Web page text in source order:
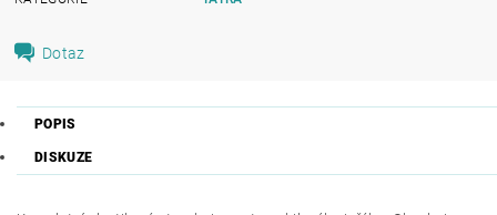
Dotaz
POPIS
DISKUZE